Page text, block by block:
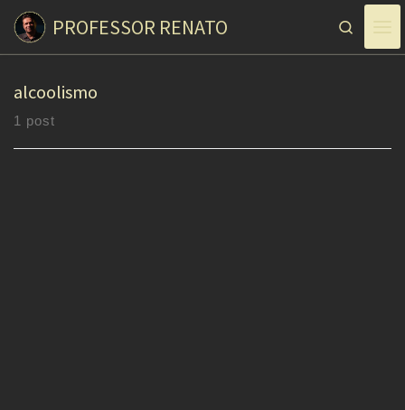
Skip to content
PROFESSOR RENATO
alcoolismo
1 post